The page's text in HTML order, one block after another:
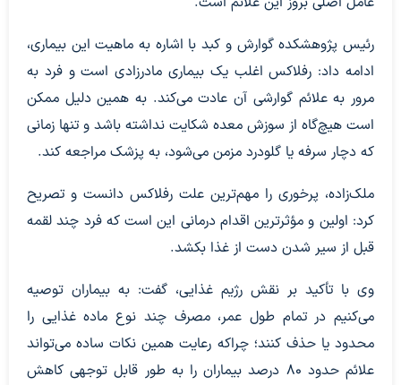
رئیس پژوهشکده گوارش و کبد با اشاره به ماهیت این بیماری،
ادامه داد: رفلاکس اغلب یک بیماری مادرزادی است و فرد به
مرور به علائم گوارشی آن عادت می‌کند. به همین دلیل ممکن
است هیچ‌گاه از سوزش معده شکایت نداشته باشد و تنها زمانی
که دچار سرفه یا گلودرد مزمن می‌شود، به پزشک مراجعه کند.
ملک‌زاده، پرخوری را مهم‌ترین علت رفلاکس دانست و تصریح
کرد: اولین و مؤثرترین اقدام درمانی این است که فرد چند لقمه
قبل از سیر شدن دست از غذا بکشد.
وی با تأکید بر نقش رژیم غذایی، گفت: به بیماران توصیه
می‌کنیم در تمام طول عمر، مصرف چند نوع ماده غذایی را
محدود یا حذف کنند؛ چراکه رعایت همین نکات ساده می‌تواند
علائم حدود ۸۰ درصد بیماران را به طور قابل توجهی کاهش